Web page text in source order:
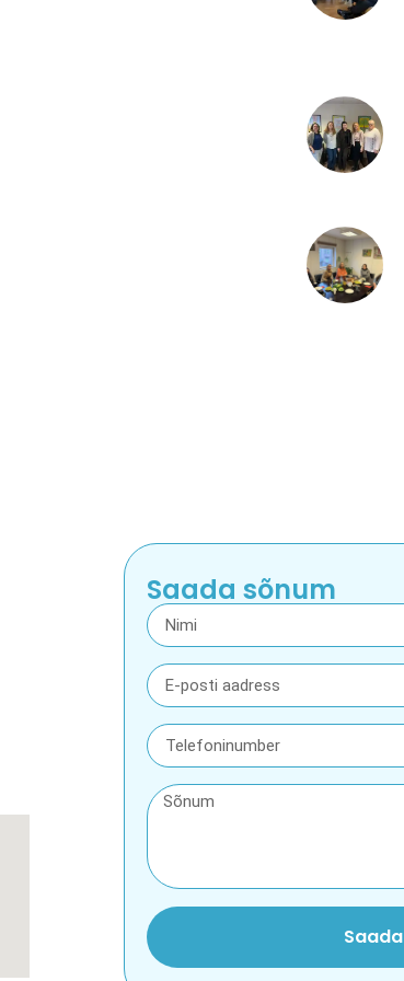
Saada sõnum
Saada